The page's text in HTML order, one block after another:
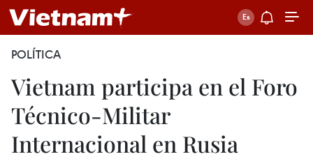
POLÍTICA
Vietnam participa en el Foro
Técnico-Militar
Internacional en Rusia